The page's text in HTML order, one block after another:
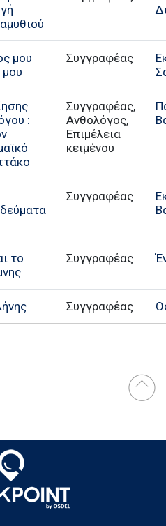
μου
μου
Συγγραφέας
:
Συγγραφέας,
Ανθολόγος,
Επιμέλεια
κειμένου
Συγγραφέας
το
Συγγραφέας
Συγγραφέας